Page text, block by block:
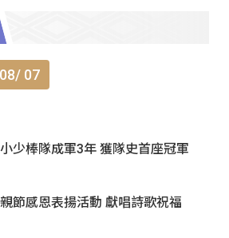
07
少棒隊成軍3年 獲隊史首座冠軍
節感恩表揚活動 獻唱詩歌祝福